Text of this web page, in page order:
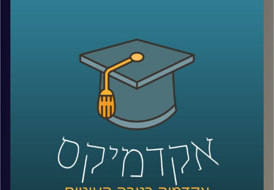
פרופ' אסף מוגדם, דיקן ביה"ס לאודר לממשל דיפלומטיה
ואסטרטגיה שחוקר טרור, מסביר למה חשוב להבין שפעולות
טרור הן רק חלק מהזויות שיש לדבר עליהן כאשר אנחנו בוחנים
ארגוני טרור, מסביר על ההבדל שבין פעולת טרור וגרילה, ומביא
דוגמאות לרב תחומיות של ארגוני הטרור בעולם כולו
קרדיט תמונות:
AudioVersity